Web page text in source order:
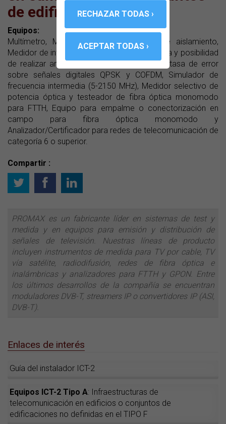
de edificaciones
Equipos:
Multímetro, Medidor de tierra, Medidor de aislamiento,
Medidor de intensidad de campo con pantalla y posibilidad
de realizar análisis espectral y medidas de tasa de error
sobre señales digitales QPSK y COFDM, Simulador de
frecuencia intermedia (5-2150 MHz), Medidor selectivo de
potencia óptica y testeador de fibra óptica monomodo
para FTTH, Equipo para empalme o conectorización en
campo para fibra óptica monomodo y
Analizador/Certificador para redes de telecomunicación de
categoría 6 o superior.
Compartir :
PROMAX es un fabricante líder en sistemas de test y
medida y en equipos para emisión y distribución de
señales de televisión. Nuestras líneas de producto
incluyen instrumentos de medida para TV por cable, TV
vía satélite, radiodifusión, redes de fibra óptica e
inalámbricas y analizadores para FTTH y GPON. Entre
los últimos desarrollos de la compañía se encuentran
moduladores DVB-T, streamers IP o convertidores IP (ASI,
DVB-T).
Enlaces de interés
Guía del instalador ICT-2
Equipos ICT-2 Tipo A: Infraestructuras de
telecomunicación en edificios o conjuntos de
edificaciones no definidas en el TIPO F